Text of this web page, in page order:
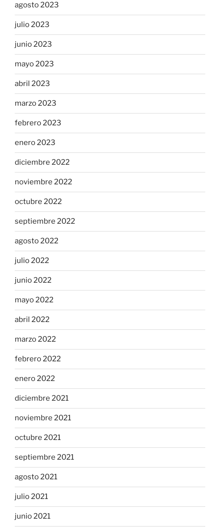
agosto 2023
julio 2023
junio 2023
mayo 2023
abril 2023
marzo 2023
febrero 2023
enero 2023
diciembre 2022
noviembre 2022
octubre 2022
septiembre 2022
agosto 2022
julio 2022
junio 2022
mayo 2022
abril 2022
marzo 2022
febrero 2022
enero 2022
diciembre 2021
noviembre 2021
octubre 2021
septiembre 2021
agosto 2021
julio 2021
junio 2021